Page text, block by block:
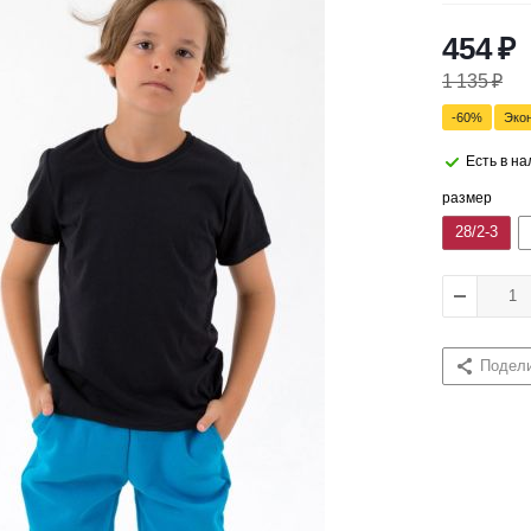
454₽
1 135₽
-60%
Есть в
размер
28/2-3